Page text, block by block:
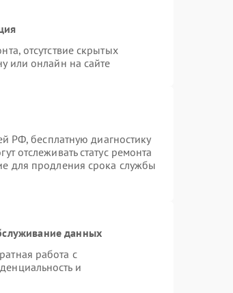
отсутствие скрытых
или онлайн на сайте
РФ, бесплатную диагностику
отслеживать статус ремонта
для продления срока службы
данных
работа с
и